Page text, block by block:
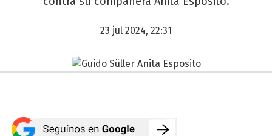
23 jul 2024, 22:31